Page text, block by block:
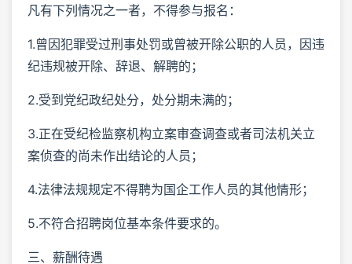
凡有下列情况之一者，不得参与报名：
1.曾因犯罪受过刑事处罚或曾被开除公职的人员，因违
纪违规被开除、辞退、解聘的；
2.受到党纪政纪处分，处分期未满的；
3.正在受纪检监察机构立案审查调查或者司法机关立
案侦查的尚未作出结论的人员；
4.法律法规规定不得聘为国企工作人员的其他情形；
5.不符合招聘岗位基本条件要求的。
三、薪酬待遇